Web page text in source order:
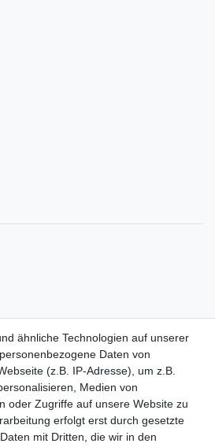
...
dieDaten­schutz­erklärunggelesen habe. Meine
ähnliche Technologien auf unserer
Daten von
(z.B. IP-Adresse), um z.B.
Medien von
oder Zugriffe auf unsere Website zu
erfolgt erst durch gesetzte
mit Dritten, die wir in den